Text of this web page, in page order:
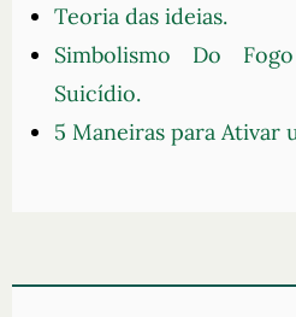
Teoria das ideias.
Simbolismo Do
Suicídio.
5 Maneiras para Ativar